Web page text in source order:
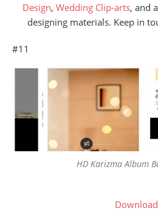
Design, Wedding Clip-arts, and
designing materials. Keep in
#11
HD Karizma Album
Download